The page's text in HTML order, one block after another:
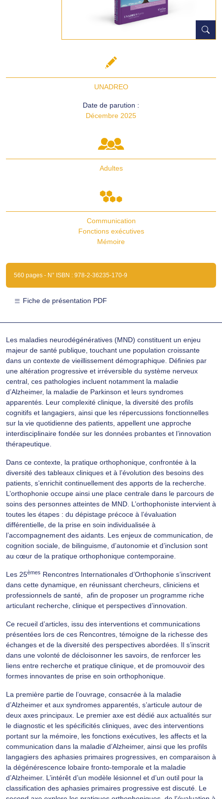
UNADREO
Date de parution :
Décembre 2025
Adultes
Communication
Fonctions exécutives
Mémoire
560 pages - N° ISBN : 978-2-36235-170-9
Fiche de présentation PDF
Les maladies neurodégénératives (MND) constituent un enjeu
majeur de santé publique, touchant une population croissante
dans un contexte de vieillissement démographique. Définies par
une altération progressive et irréversible du système nerveux
central, ces pathologies incluent notamment la maladie
d’Alzheimer, la maladie de Parkinson et leurs syndromes
apparentés. Leur complexité clinique, la diversité des profils
cognitifs et langagiers, ainsi que les répercussions fonctionnelles
sur la vie quotidienne des patients, appellent une approche
interdisciplinaire fondée sur les données probantes et l’innovation
thérapeutique.
Dans ce contexte, la pratique orthophonique, confrontée à la
diversité des tableaux cliniques et à l’évolution des besoins des
patients, s’enrichit continuellement des apports de la recherche.
L’orthophonie occupe ainsi une place centrale dans le parcours de
soins des personnes atteintes de MND. L’orthophoniste intervient à
toutes les étapes : du dépistage précoce à l’évaluation
différentielle, de la prise en soin individualisée à
l’accompagnement des aidants. Les enjeux de communication, de
cognition sociale, de bilinguisme, d’autonomie et d’inclusion sont
au cœur de la pratique orthophonique contemporaine.
Les 25èmes Rencontres Internationales d’Orthophonie s’inscrivent
dans cette dynamique, en réunissant chercheurs, cliniciens et
professionnels de santé, afin de proposer un programme riche
articulant recherche, clinique et perspectives d’innovation.
Ce recueil d’articles, issu des interventions et communications
présentées lors de ces Rencontres, témoigne de la richesse des
échanges et de la diversité des perspectives abordées. Il s’inscrit
dans une volonté de décloisonner les savoirs, de renforcer les
liens entre recherche et pratique clinique, et de promouvoir des
formes innovantes de prise en soin orthophonique.
La première partie de l’ouvrage, consacrée à la maladie
d’Alzheimer et aux syndromes apparentés, s’articule autour de
deux axes principaux. Le premier axe est dédié aux actualités sur
le diagnostic et les spécificités cliniques, avec des interventions
portant sur la mémoire, les fonctions exécutives, les affects et la
communication dans la maladie d’Alzheimer, ainsi que les profils
langagiers des aphasies primaires progressives, en comparaison à
la dégénérescence lobaire fronto-temporale et la maladie
d’Alzheimer. L’intérêt d’un modèle lésionnel et d’un outil pour la
classification des aphasies primaires progressive est discuté. Le